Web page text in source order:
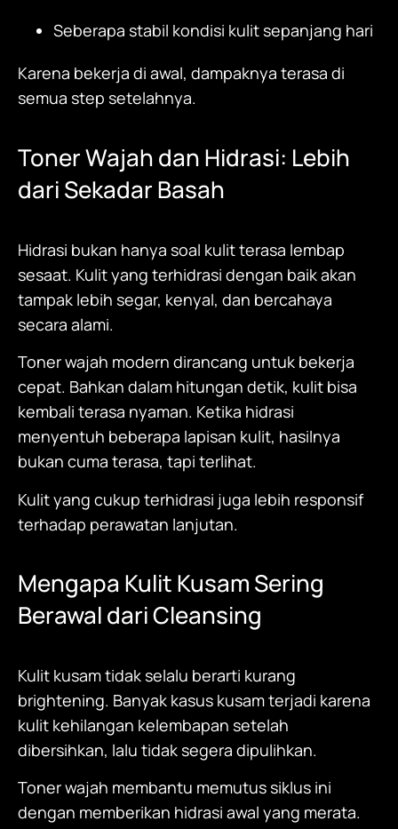
Seberapa stabil kondisi kulit sepanjang hari
Karena bekerja di awal, dampaknya terasa di
semua step setelahnya.
Toner Wajahdan Hidrasi: Lebih
dari Sekadar Basah
Hidrasi bukan hanya soal kulit terasa lembap
sesaat. Kulit yang terhidrasi dengan baik akan
tampak lebih segar, kenyal, dan bercahaya
secara alami.
Toner wajah modern dirancang untuk bekerja
cepat. Bahkan dalam hitungan detik, kulit bisa
kembali terasa nyaman. Ketika hidrasi
menyentuh beberapa lapisan kulit, hasilnya
bukan cuma terasa, tapi terlihat.
Kulit yang cukup terhidrasi juga lebih responsif
terhadap perawatan lanjutan.
Mengapa Kulit Kusam Sering
Berawal dari Cleansing
Kulit kusam tidak selalu berarti kurang
brightening. Banyak kasus kusam terjadi karena
kulit kehilangan kelembapan setelah
dibersihkan, lalu tidak segera dipulihkan.
Toner wajah membantu memutus siklus ini
dengan memberikan hidrasi awal yang merata.